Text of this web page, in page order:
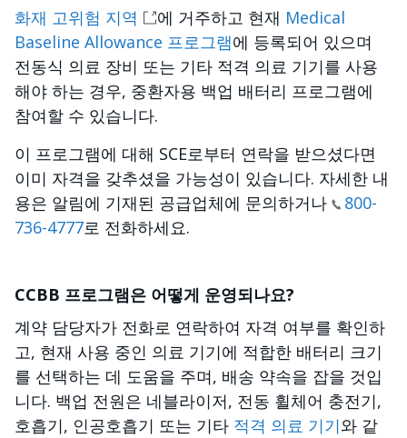
화재 고위험 지역
에 거주하고 현재 Medical
Baseline Allowance 프로그램에 등록되어 있으며
전동식 의료 장비 또는 기타 적격 의료 기기를 사용
해야 하는 경우, 중환자용 백업 배터리 프로그램에
참여할 수 있습니다.
이 프로그램에 대해 SCE로부터 연락을 받으셨다면
이미 자격을 갖추셨을 가능성이 있습니다. 자세한 내
용은 알림에 기재된 공급업체에 문의하거나
800-
736-4777로 전화하세요.
CCBB 프로그램은 어떻게 운영되나요?
계약 담당자가 전화로 연락하여 자격 여부를 확인하
고, 현재 사용 중인 의료 기기에 적합한 배터리 크기
를 선택하는 데 도움을 주며, 배송 약속을 잡을 것입
니다. 백업 전원은 네블라이저, 전동 휠체어 충전기,
호흡기, 인공호흡기 또는 기타 적격 의료 기기와 같